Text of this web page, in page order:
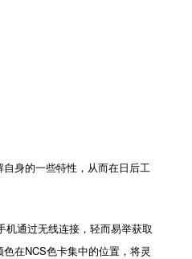
身的一些特性，从而在日后工
通过无线连接，轻而易举获取
在NCS色卡集中的位置，将灵